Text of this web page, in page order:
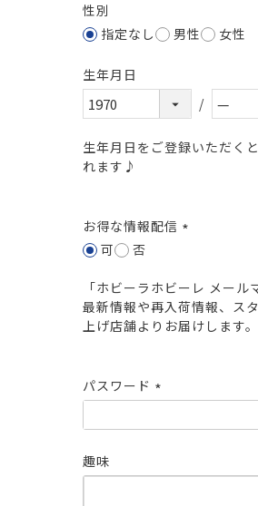
性別
指定なし
男性 女性
生年月日
生年月日をご登録いただく
れます♪
お得な情報配信
可 否
「ホビーラホビーレ メール
最新情報や再入荷情報、ス
上げ店舗よりお届けします。
パスワード
須)
趣味